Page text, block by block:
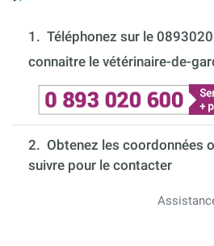
1. Téléphonez sur le
connaitre le vétérinaire-de-
2. Obtenez les coordonnées
suivre pour le contacter